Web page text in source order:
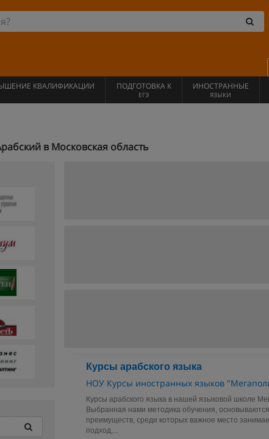
КВАЛИФИКАЦИИ ПОДГОТОВКА К
ЕГЭ
ИНОСТРАННЫЕ
ЯЗЫКИ
в Московская область
Курсы арабского языка
НОУ Курсы иностранных языков
Курсы арабского языка в нашей языковой школе
Выбранная нами методика обучения,
преимуществ, среди которых важное место
подход,...